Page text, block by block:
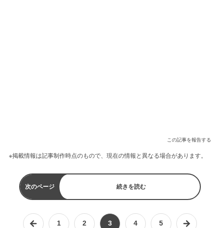
この記事を報告する
※掲載情報は記事制作時点のもので、現在の情報と異なる場合があります。
次のページ 続きを読む
1 2 3 4 5